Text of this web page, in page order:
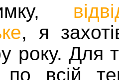
, я
року. Для
по всій